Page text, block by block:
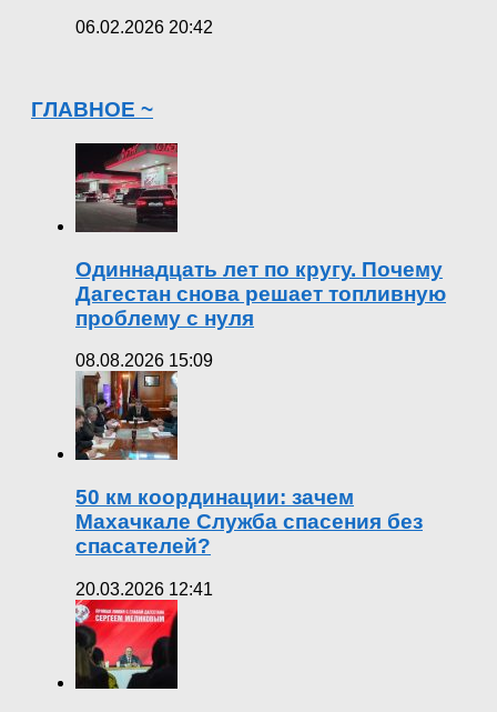
06.02.2026 20:42
ГЛАВНОЕ ~
Одиннадцать лет по кругу. Почему
Дагестан снова решает топливную
проблему с нуля
08.08.2026 15:09
50 км координации: зачем
Махачкале Служба спасения без
спасателей?
20.03.2026 12:41